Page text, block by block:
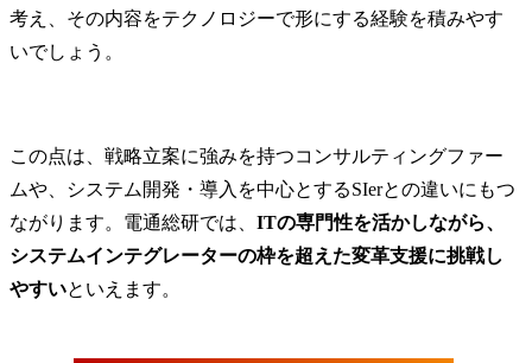
考え、その内容をテクノロジーで形にする経験を積みやす
いでしょう。
この点は、戦略立案に強みを持つコンサルティングファー
ムや、システム開発・導入を中心とするSIerとの違いにもつ
ながります。電通総研では、 ITの専門性を活かしながら、
システムインテグレーターの枠を超えた変革支援に挑戦し
やすいといえます。